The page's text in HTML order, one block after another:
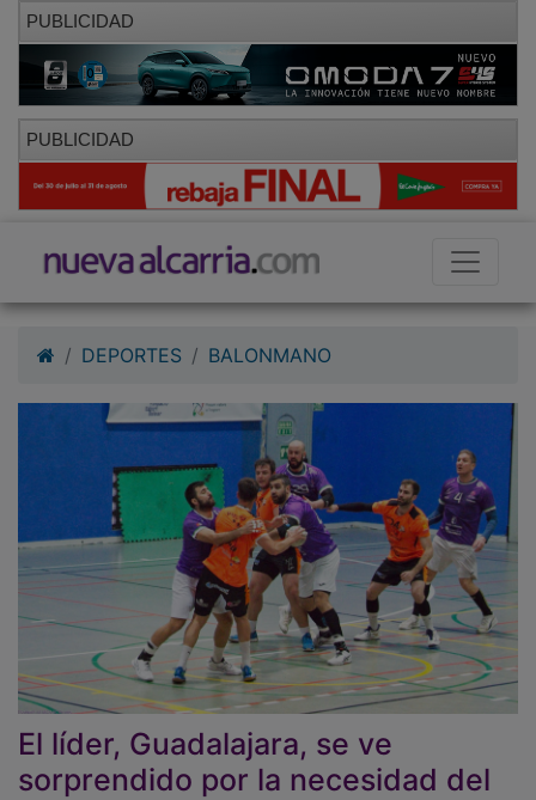
PUBLICIDAD
PUBLICIDAD
El líder, Guadalajara, se ve
sorprendido por la necesidad del